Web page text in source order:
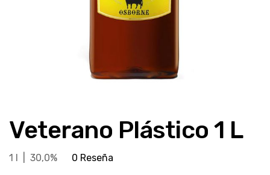
comienzo
de
la
Veterano Plástico 1 L
1 l | 30,0% 0 Reseña